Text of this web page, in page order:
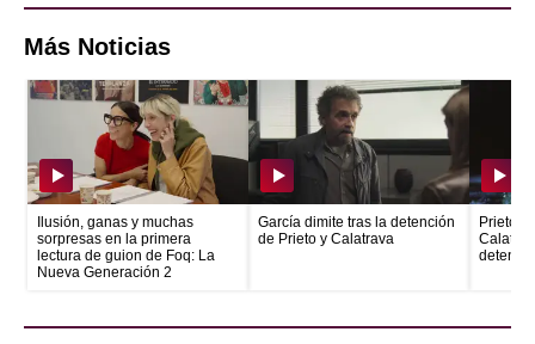
Más Noticias
Ilusión, ganas y muchas
sorpresas en la primera
lectura de guion de Foq: La
Nueva Generación 2
García dimite tras la detención
de Prieto y Calatrava
Prieto